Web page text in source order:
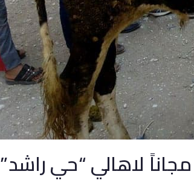
لاهالي “حي راشد”